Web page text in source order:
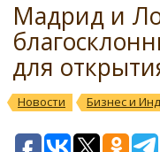
Мадрид и
для
Новости Бизнес и